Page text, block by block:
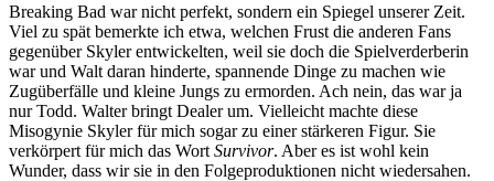
Breaking Bad war nicht perfekt, sondern ein Spiegel unserer Zeit.
Viel zu spät bemerkte ich etwa, welchen Frust die anderen Fans
gegenüber Skyler entwickelten, weil sie doch die Spielverderberin
war und Walt daran hinderte, spannende Dinge zu machen wie
Zugüberfälle und kleine Jungs zu ermorden. Ach nein, das war ja
nur Todd. Walter bringt Dealer um. Vielleicht machte diese
Misogynie Skyler für mich sogar zu einer stärkeren Figur. Sie
verkörpert für mich das Wort Survivor. Aber es ist wohl kein
Wunder, dass wir sie in den Folgeproduktionen nicht wiedersahen.